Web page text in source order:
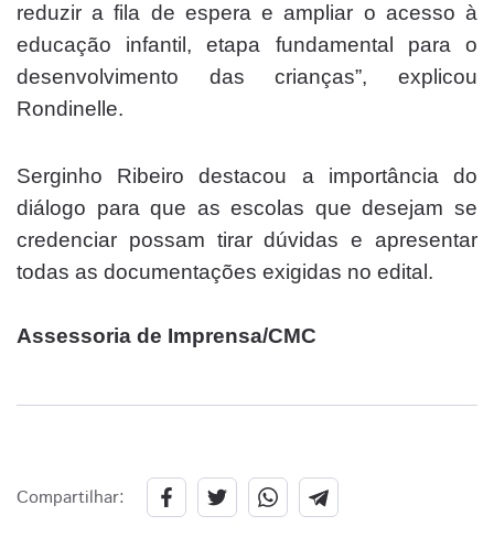
reduzir a fila de espera e ampliar o acesso à
educação infantil, etapa fundamental para o
desenvolvimento das crianças”, explicou
Rondinelle.
Serginho Ribeiro destacou a importância do
diálogo para que as escolas que desejam se
credenciar possam tirar dúvidas e apresentar
todas as documentações exigidas no edital.
Assessoria de Imprensa/CMC
Compartilhar: